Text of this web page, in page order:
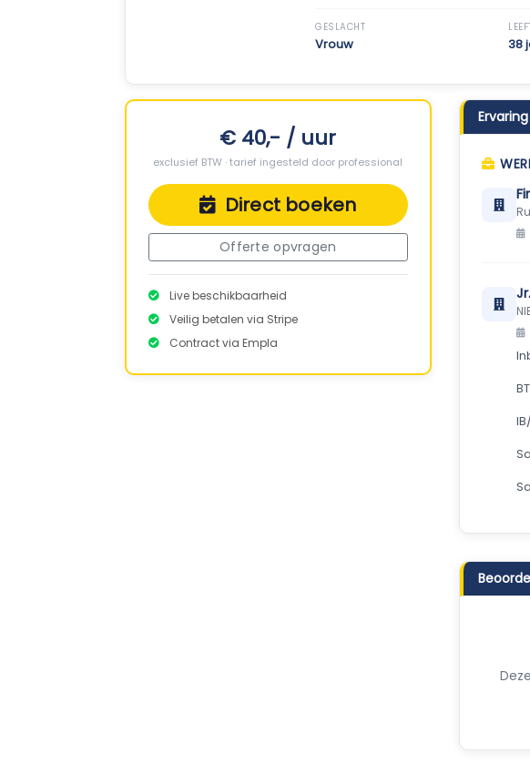
GESLACHT
Vrouw 38
€ 40,- / uur
exclusief BTW · tarief ingesteld door professional
Direct boeken
Offerte opvragen
Live beschikbaarheid
Veilig betalen via Stripe
Contract via Empla